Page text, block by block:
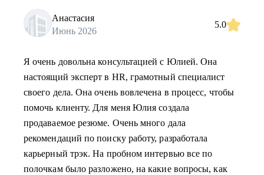
Анастасия
Июнь 2026
5.0
Я очень довольна консультацией с Юлией. Она
настоящий эксперт в HR, грамотный специалист
своего дела. Она очень вовлечена в процесс, чтобы
помочь клиенту. Для меня Юлия создала
продаваемое резюме. Очень много дала
рекомендаций по поиску работу, разработала
карьерный трэк. На пробном интервью все по
полочкам было разложено, на какие вопросы, как